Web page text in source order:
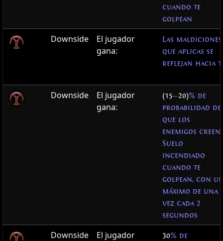
cuando te
golpean
Downside
El jugador
gana:
Las maldiciones
que aplicas se
reflejan hacia
Downside
El jugador
gana:
(15—20)% de
probabilidad de
que los
enemigos creen
Suelo
incendiado
cuando te
golpean, con
máximo de una
vez cada 2
segundos
Downside
El jugador
30% de